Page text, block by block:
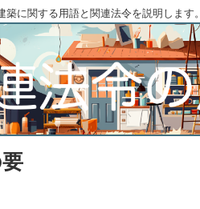
築に関する用語と関連法令を説明します。